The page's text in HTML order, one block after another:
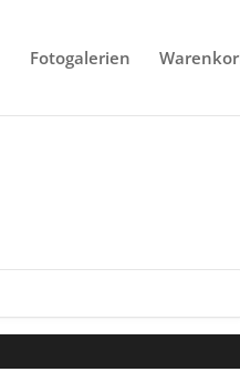
Fotogalerien